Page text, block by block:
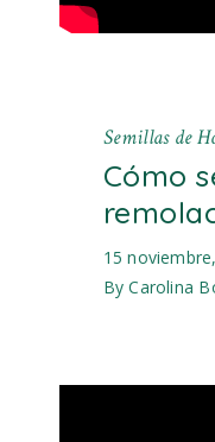
Semillas de
Cómo
15
By Carolina